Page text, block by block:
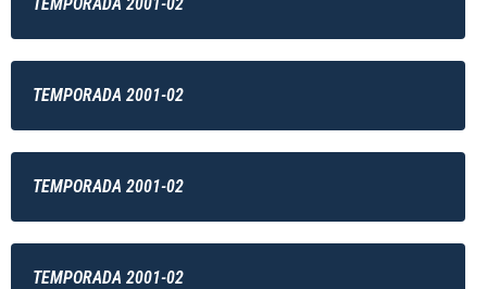
TEMPORADA 2001-02
TEMPORADA 2001-02
TEMPORADA 2001-02